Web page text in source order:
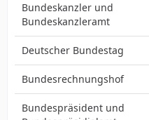
Bundeskanzler und
Bundeskanzleramt
Deutscher Bundestag
Bundesrechnungshof
Bundespräsident und